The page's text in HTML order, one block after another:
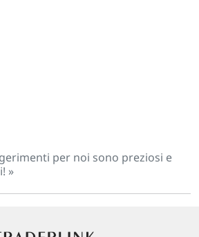
per noi sono preziosi e
»